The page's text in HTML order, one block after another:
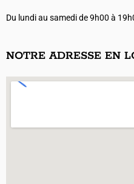
Du lundi au samedi de 9h00 à
NOTRE ADRESSE EN